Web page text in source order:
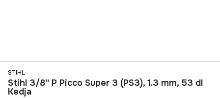
STIHL
Stihl 3/8'' P Picco Super 3 (PS3), 1.3 mm, 53 dl
Kedja